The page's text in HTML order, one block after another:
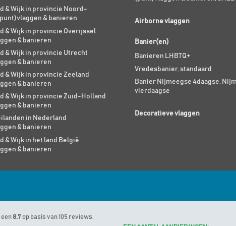
& Wijk in provincie Noord-
& banieren
& Wijk in provincie Overijssel
& banieren
& Wijk in provincie Utrecht
& banieren
& Wijk in provincie Zeeland
& banieren
& Wijk in provincie Zuid-Holland
& banieren
in Nederland
& banieren
& Wijk in het land België
& banieren
Airborne vlaggen
Banier(en)
Banieren LHBTQ+
Vredesbanier, standaard
Banier Nijmeegse 4daagse,
vierdaagse
Decoratieve vlaggen
een 8.7 op basis van 105 reviews.